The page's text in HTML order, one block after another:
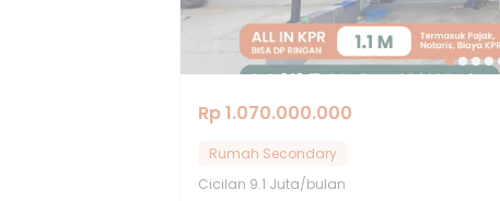
Rp 1.070.000.000
Rumah Secondary
Cicilan 9.1 Juta/bulan